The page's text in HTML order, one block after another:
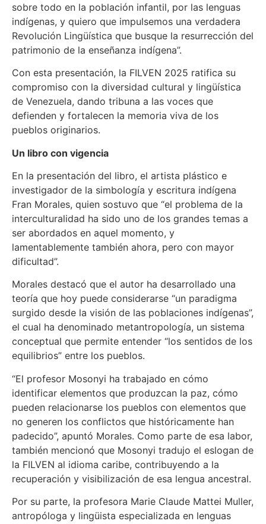
sobre todo en la población infantil, por las lenguas
indígenas, y quiero que impulsemos una verdadera
Revolución Lingüística que busque la resurrección del
patrimonio de la enseñanza indígena”.
Con esta presentación, la FILVEN 2025 ratifica su
compromiso con la diversidad cultural y lingüística
de Venezuela, dando tribuna a las voces que
defienden y fortalecen la memoria viva de los
pueblos originarios.
Un libro con vigencia
En la presentación del libro, el artista plástico e
investigador de la simbología y escritura indígena
Fran Morales, quien sostuvo que “el problema de la
interculturalidad ha sido uno de los grandes temas a
ser abordados en aquel momento, y
lamentablemente también ahora, pero con mayor
dificultad”.
Morales destacó que el autor ha desarrollado una
teoría que hoy puede considerarse “un paradigma
surgido desde la visión de las poblaciones indígenas”,
el cual ha denominado metantropología, un sistema
conceptual que permite entender “los sentidos de los
equilibrios” entre los pueblos.
“El profesor Mosonyi ha trabajado en cómo
identificar elementos que produzcan la paz, cómo
pueden relacionarse los pueblos con elementos que
no generen los conflictos que históricamente han
padecido”, apuntó Morales. Como parte de esa labor,
también mencionó que Mosonyi tradujo el eslogan de
la FILVEN al idioma caribe, contribuyendo a la
recuperación y visibilización de esa lengua ancestral.
Por su parte, la profesora Marie Claude Mattei Muller,
antropóloga y lingüista especializada en lenguas